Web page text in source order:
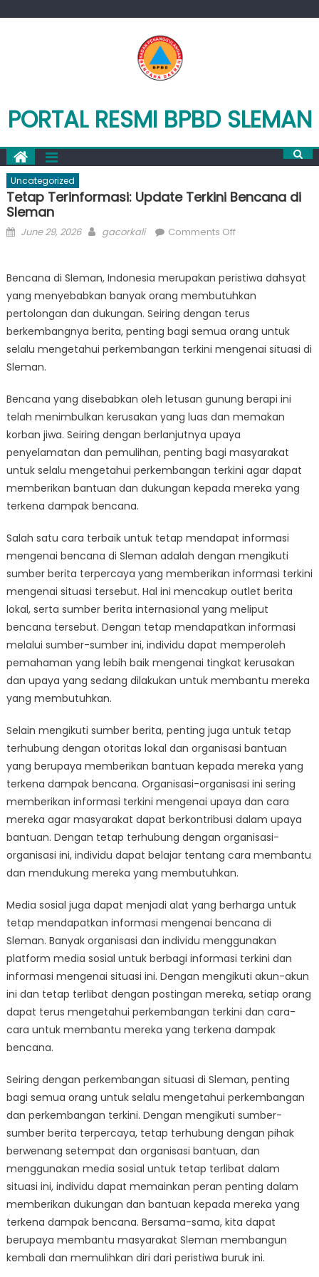
PORTAL RESMI BPBD SLEMAN
Uncategorized
Tetap Terinformasi: Update Terkini Bencana di
Sleman
Posted
June 29, 2026 Author
gacorkali Comments Offon
Update
Terkini
Bencana
di
Sleman
Bencana di Sleman, Indonesia merupakan peristiwa dahsyat
yang menyebabkan banyak orang membutuhkan
pertolongan dan dukungan. Seiring dengan terus
berkembangnya berita, penting bagi semua orang untuk
selalu mengetahui perkembangan terkini mengenai situasi di
Sleman.
Bencana yang disebabkan oleh letusan gunung berapi ini
telah menimbulkan kerusakan yang luas dan memakan
korban jiwa. Seiring dengan berlanjutnya upaya
penyelamatan dan pemulihan, penting bagi masyarakat
untuk selalu mengetahui perkembangan terkini agar dapat
memberikan bantuan dan dukungan kepada mereka yang
terkena dampak bencana.
Salah satu cara terbaik untuk tetap mendapat informasi
mengenai bencana di Sleman adalah dengan mengikuti
sumber berita terpercaya yang memberikan informasi terkini
mengenai situasi tersebut. Hal ini mencakup outlet berita
lokal, serta sumber berita internasional yang meliput
bencana tersebut. Dengan tetap mendapatkan informasi
melalui sumber-sumber ini, individu dapat memperoleh
pemahaman yang lebih baik mengenai tingkat kerusakan
dan upaya yang sedang dilakukan untuk membantu mereka
yang membutuhkan.
Selain mengikuti sumber berita, penting juga untuk tetap
terhubung dengan otoritas lokal dan organisasi bantuan
yang berupaya memberikan bantuan kepada mereka yang
terkena dampak bencana. Organisasi-organisasi ini sering
memberikan informasi terkini mengenai upaya dan cara
mereka agar masyarakat dapat berkontribusi dalam upaya
bantuan. Dengan tetap terhubung dengan organisasi-
organisasi ini, individu dapat belajar tentang cara membantu
dan mendukung mereka yang membutuhkan.
Media sosial juga dapat menjadi alat yang berharga untuk
tetap mendapatkan informasi mengenai bencana di
Sleman. Banyak organisasi dan individu menggunakan
platform media sosial untuk berbagi informasi terkini dan
informasi mengenai situasi ini. Dengan mengikuti akun-akun
ini dan tetap terlibat dengan postingan mereka, setiap orang
dapat terus mengetahui perkembangan terkini dan cara-
cara untuk membantu mereka yang terkena dampak
bencana.
Seiring dengan perkembangan situasi di Sleman, penting
bagi semua orang untuk selalu mengetahui perkembangan
dan perkembangan terkini. Dengan mengikuti sumber-
sumber berita terpercaya, tetap terhubung dengan pihak
berwenang setempat dan organisasi bantuan, dan
menggunakan media sosial untuk tetap terlibat dalam
situasi ini, individu dapat memainkan peran penting dalam
memberikan dukungan dan bantuan kepada mereka yang
terkena dampak bencana. Bersama-sama, kita dapat
berupaya membantu masyarakat Sleman membangun
kembali dan memulihkan diri dari peristiwa buruk ini.